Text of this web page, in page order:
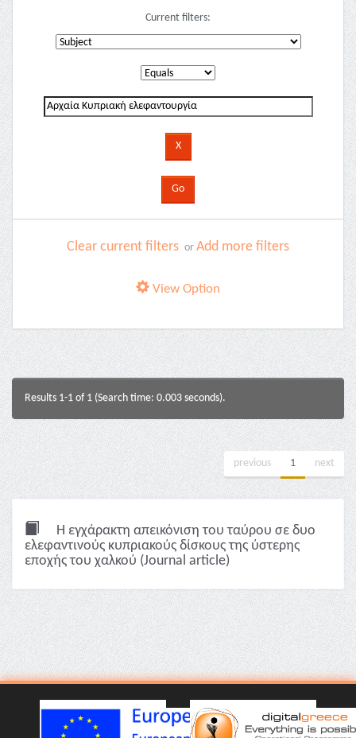
Current filters:
Clear current filters or Add more filters
View Option
Results 1-1 of 1 (Search time: 0.003 seconds).
previous 1 next
Η εγχάρακτη απεικόνιση του ταύρου σε δυο
ελεφαντινούς κυπριακούς δίσκους της ύστερης
εποχής του χαλκού (Journal article)